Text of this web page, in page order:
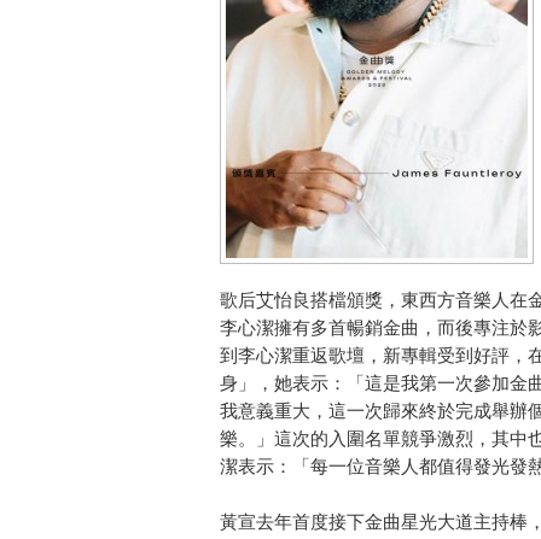
歌后艾怡良搭檔頒獎，東西方音樂人在
李心潔擁有多首暢銷金曲，而後專注於
到李心潔重返歌壇，新專輯受到好評，
身」，她表示：「這是我第一次參加金
我意義重大，這一次歸來終於完成舉辦
樂。」這次的入圍名單競爭激烈，其中
潔表示：「每一位音樂人都值得發光發
黃宣去年首度接下金曲星光大道主持棒